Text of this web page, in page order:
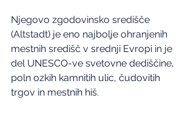
Njegovo zgodovinsko središče
(Altstadt) je eno najbolje ohranjenih
mestnih središč v srednji Evropi in je
del UNESCO-ve svetovne dediščine,
poln ozkih kamnitih ulic, čudovitih
trgov in mestnih hiš.